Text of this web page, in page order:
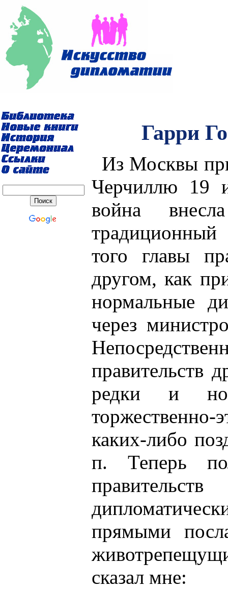
Гарри
Из Москвы
Черчиллю 19
война
того главы
другом, как
нормальные
через
правительств
редки и
торжественно-
каких-либо
п. Теперь
прямыми
сказал мне: